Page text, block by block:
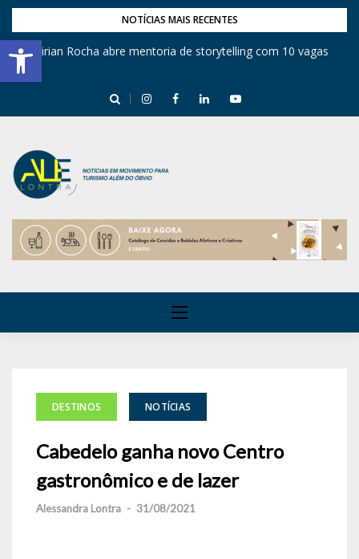
Barra de Ferramentas Aberta
NOTÍCIAS MAIS RECENTES
Mirian Rocha abre mentoria de storytelling com 10 vagas
DESTINOS NOTÍCIAS
Cabedelo ganha novo Centro
gastronômico e de lazer
Alessandra Lontra - 31/08/2021